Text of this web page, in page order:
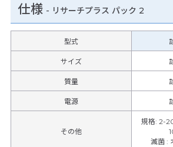
仕様 - リサーチプラス パック 2
型式
サイズ
質量
電源
その他
規格: 2-
滅菌 :